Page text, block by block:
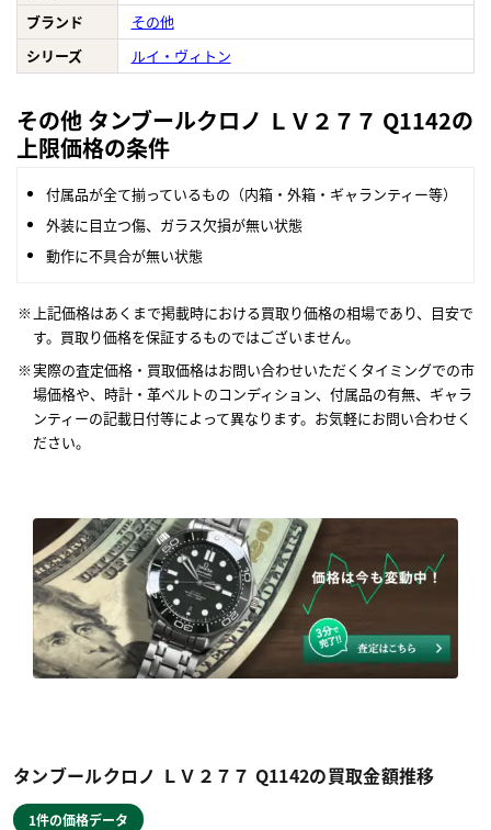
ブランド
その他
シリーズ
ルイ・ヴィトン
その他 タンブールクロノ ＬＶ２７７ Q1142の
上限価格の条件
付属品が全て揃っているもの（内箱・外箱・ギャランティー等）
外装に目立つ傷、ガラス欠損が無い状態
動作に不具合が無い状態
上記価格はあくまで掲載時における買取り価格の相場であり、目安で
す。買取り価格を保証するものではございません。
実際の査定価格・買取価格はお問い合わせいただくタイミングでの市
場価格や、時計・革ベルトのコンディション、付属品の有無、ギャラ
ンティーの記載日付等によって異なります。お気軽にお問い合わせく
ださい。
タンブールクロノ ＬＶ２７７ Q1142の買取金額推移
1件の価格データ